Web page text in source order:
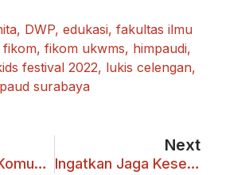
, DWP, edukasi, fakultas ilmu
fikom, fikom ukwms, himpaudi,
festival 2022, lukis celengan,
paud surabaya
Membangun Komunikasi Multikultural Bersama Aan Anshari
Next
Ingatkan Jaga Kesehatan, FIKOM UKWMS Gelar Fun Run 5K